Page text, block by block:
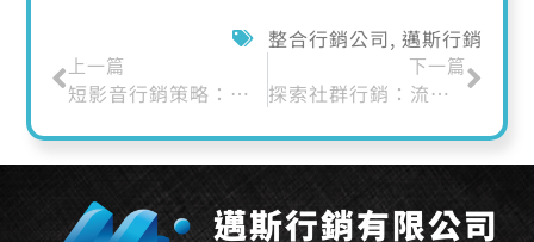
整合行銷公司,邁斯行銷
上一篇
短影音行銷策略：用15秒抓住觀眾的心
下一篇
探索社群行銷：流量、策略、趨勢和影響